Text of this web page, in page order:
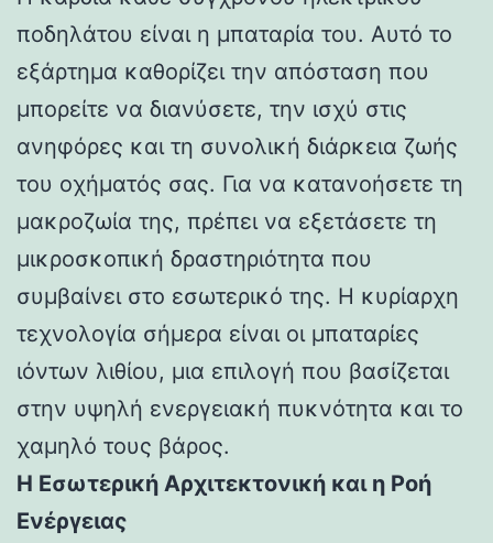
ποδηλάτου είναι η μπαταρία του. Αυτό το
εξάρτημα καθορίζει την απόσταση που
μπορείτε να διανύσετε, την ισχύ στις
ανηφόρες και τη συνολική διάρκεια ζωής
του οχήματός σας. Για να κατανοήσετε τη
μακροζωία της, πρέπει να εξετάσετε τη
μικροσκοπική δραστηριότητα που
συμβαίνει στο εσωτερικό της. Η κυρίαρχη
τεχνολογία σήμερα είναι οι μπαταρίες
ιόντων λιθίου, μια επιλογή που βασίζεται
στην υψηλή ενεργειακή πυκνότητα και το
χαμηλό τους βάρος.
Η Εσωτερική Αρχιτεκτονική και η Ροή
Ενέργειας